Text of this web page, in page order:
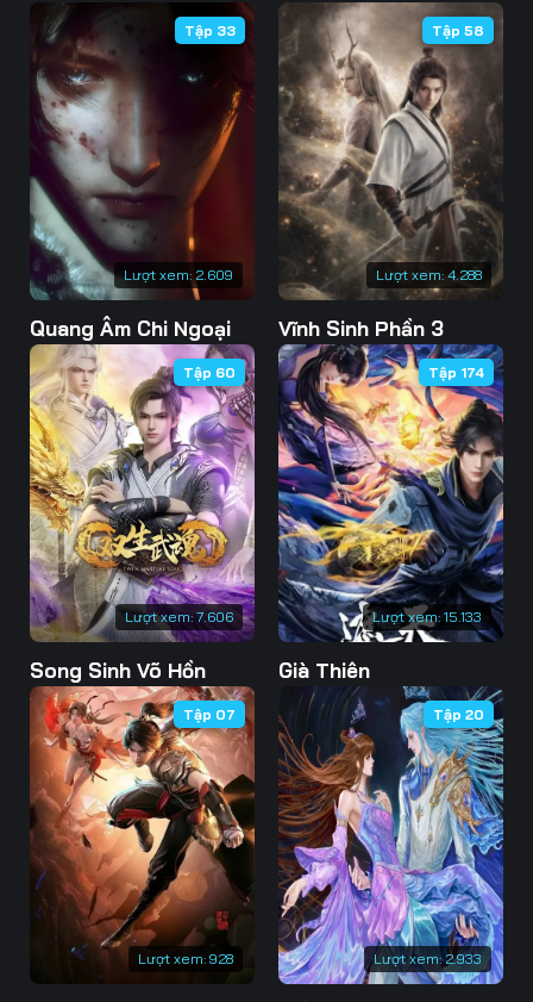
47 48
49 51
52 54
55 57
58 60
61 63
64 66
67 68 69
70 71 72
73 75
76 77 78
79 80 81
82 83 84
85 86 87
88 89 90
91 92 93
94 95 96
97 98 99
100 102
Lượt xem: 2.609
Tập 33
Quang Âm Chi Ngoại
Lượt xem: 4.288
Tập 58
Vĩnh Sinh Phần 3
Lượt xem: 7.606
Tập 60
Song Sinh Võ Hồn
Lượt xem: 15.133
Tập 174
Già Thiên
Lượt xem: 928
Tập 07
Lượt xem:2.933
Tập 20